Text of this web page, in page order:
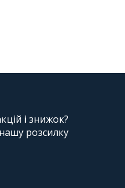
і знижок?
розсилку